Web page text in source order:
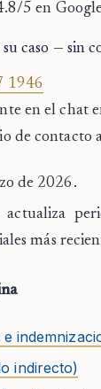
5 en
caso — sin
1946
en elchat
de contacto
de 2026.
más
indirecto)